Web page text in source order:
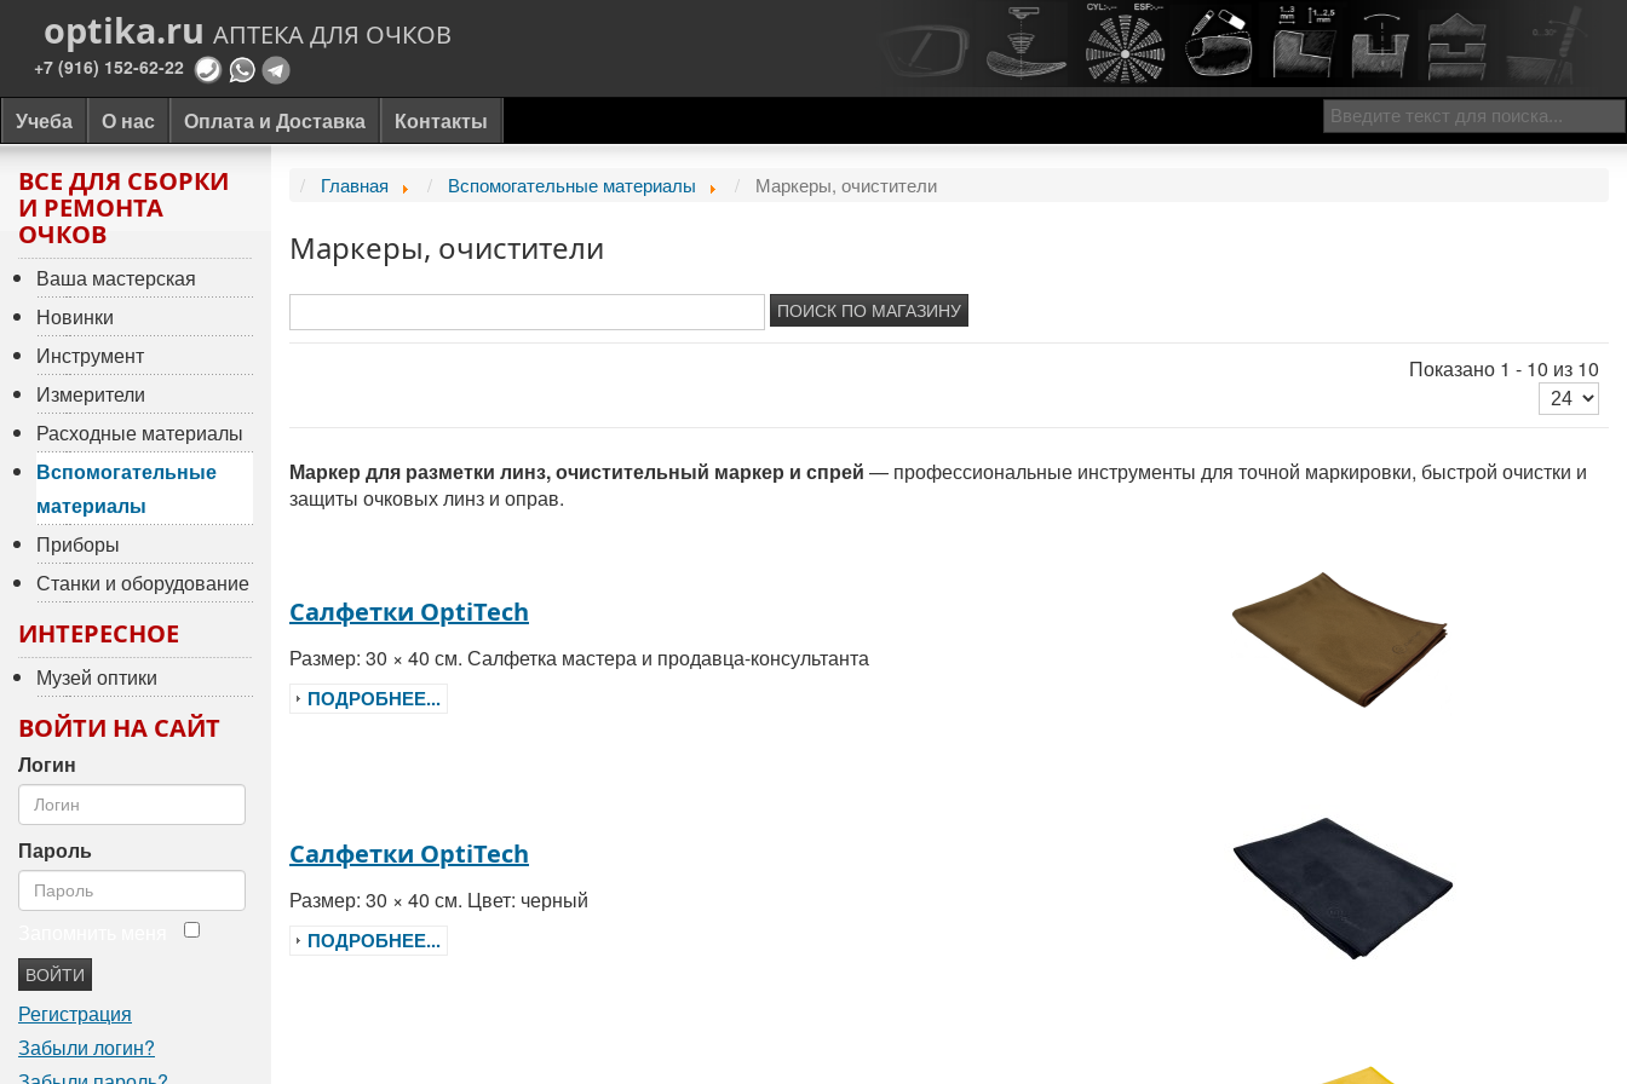
optika.ruАПТЕКА ДЛЯ ОЧКОВ
+7 (916) 152-62-22
Учеба О нас Оплата и Доставка Контакты
ВСЕ ДЛЯ СБОРКИ
И РЕМОНТА
ОЧКОВ
Ваша мастерская
Новинки
Инструмент
Измерители
Расходные материалы
Вспомогательные
материалы
Приборы
Станки и оборудование
ИНТЕРЕСНОЕ
Музей оптики
ВОЙТИ НА САЙТ
Логин
Пароль
ВОЙТИ
Регистрация
Забыли логин?
Главная Вспомогательные материалы Маркеры, очистители
Маркеры, очистители
Показано 1 - 10 из 10
Маркер для разметки линз, очистительный маркер и спрей — профессиональные инструменты для точной маркировки, быстрой очистки и
защиты очковых линз и оправ.
Салфетки OptiTech
Размер: 30 × 40 см. Салфетка мастера и продавца-консультанта
ПОДРОБНЕЕ...
Салфетки OptiTech
Размер: 30 × 40 см. Цвет: черный
ПОДРОБНЕЕ...